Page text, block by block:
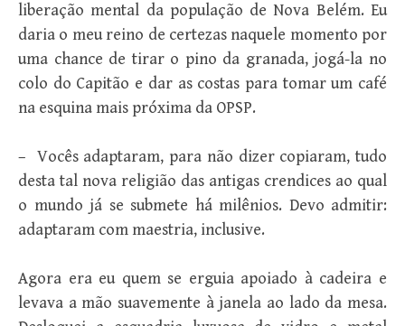
liberação mental da população de Nova Belém. Eu
daria o meu reino de certezas naquele momento por
uma chance de tirar o pino da granada, jogá-la no
colo do Capitão e dar as costas para tomar um café
na esquina mais próxima da OPSP.
– Vocês adaptaram, para não dizer copiaram, tudo
desta tal nova religião das antigas crendices ao qual
o mundo já se submete há milênios. Devo admitir:
adaptaram com maestria, inclusive.
Agora era eu quem se erguia apoiado à cadeira e
levava a mão suavemente à janela ao lado da mesa.